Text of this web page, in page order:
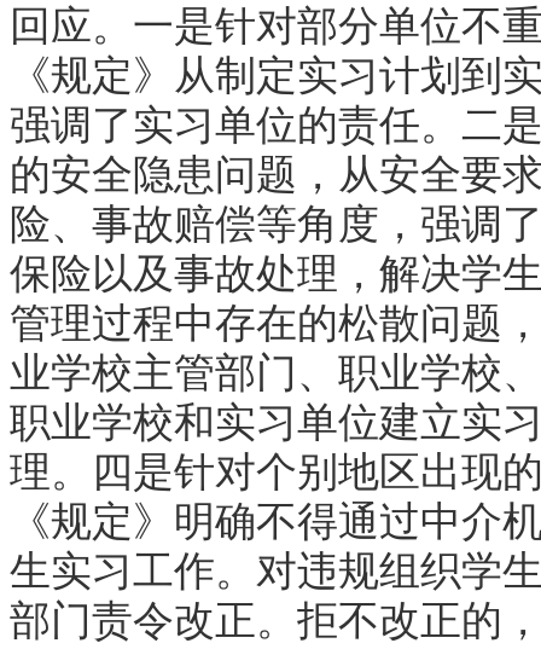
回应。一是针对部分单位不
《规定》从制定实习计划到
强调了实习单位的责任。二
的安全隐患问题，从安全要
险、事故赔偿等角度，强调
保险以及事故处理，解决学
管理过程中存在的松散问题
业学校主管部门、职业学校
职业学校和实习单位建立实
理。四是针对个别地区出现
《规定》明确不得通过中介
生实习工作。对违规组织学
部门责令改正。拒不改正的